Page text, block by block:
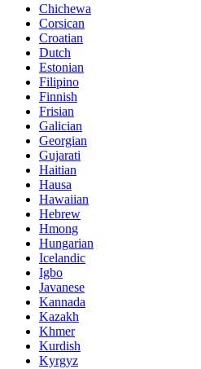
Chichewa
Corsican
Croatian
Dutch
Estonian
Filipino
Finnish
Frisian
Galician
Georgian
Gujarati
Haitian
Hausa
Hawaiian
Hebrew
Hmong
Hungarian
Icelandic
Igbo
Javanese
Kannada
Kazakh
Khmer
Kurdish
Kyrgyz